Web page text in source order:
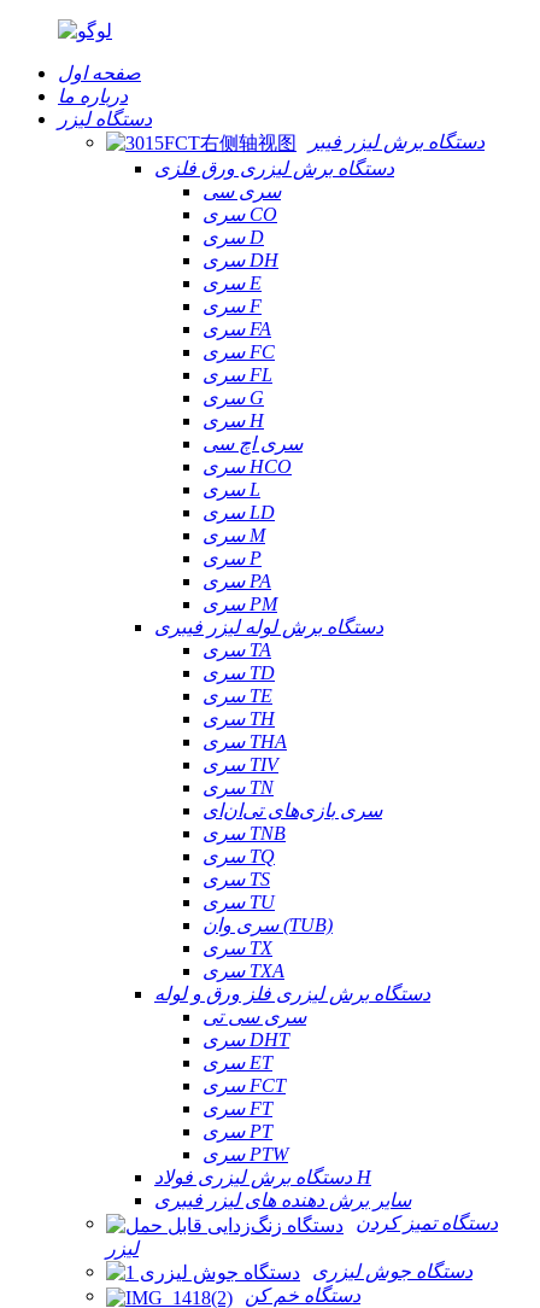
صفحه اول
درباره ما
دستگاه لیزر
دستگاه برش لیزر فیبر
دستگاه برش لیزری ورق فلزی
سری سی
سری CO
سری D
سری DH
سری E
سری F
سری FA
سری FC
سری FL
سری G
سری H
سری اچ سی
سری HCO
سری L
سری LD
سری M
سری P
سری PA
سری PM
دستگاه برش لوله لیزر فیبری
سری TA
سری TD
سری TE
سری TH
سری THA
سری TIV
سری TN
سری بازی‌های تی‌ان‌ای
سری TNB
سری TQ
سری TS
سری TU
سری وان (TUB)
سری TX
سری TXA
دستگاه برش لیزری فلز ورق و لوله
سری سی تی
سری DHT
سری ET
سری FCT
سری FT
سری PT
سری PTW
دستگاه برش لیزری فولاد H
سایر برش دهنده های لیزر فیبری
دستگاه تمیز کردن
لیزر
دستگاه جوش لیزری
دستگاه خم کن